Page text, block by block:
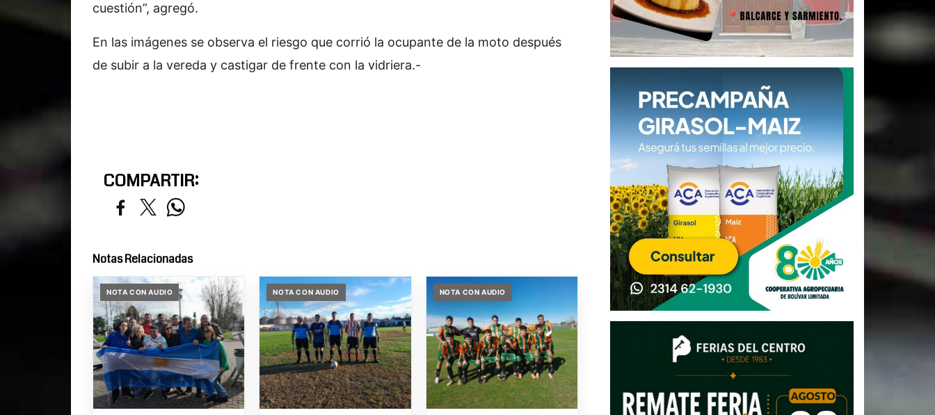
cuestión”, agregó.
En las imágenes se observa el riesgo que corrió la ocupante de la moto después
de subir a la vereda y castigar de frente con la vidriera.-
COMPARTIR:
Notas Relacionadas
NOTA CON AUDIO NOTA CON AUDIO NOTA CON AUDIO